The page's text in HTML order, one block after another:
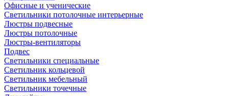
Офисные и ученические
Светильники потолочные интерьерные
Люстры подвесные
Люстры потолочные
Люстры-вентиляторы
Подвес
Светильники специальные
Светильник кольцевой
Светильник мебельный
Светильники точечные